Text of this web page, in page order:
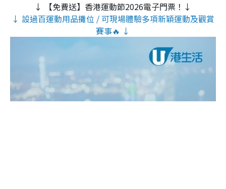
↓ 【免費送】香港運動節2026電子門票！↓
↓ 設過百運動用品攤位 / 可現場體驗多項新穎運動及觀賞
賽事🔥 ↓